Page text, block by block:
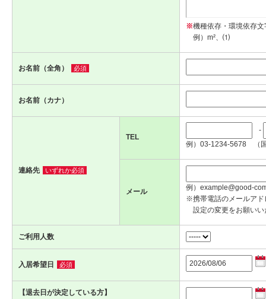
※機種依存・環境依存
例）m²、⑴
お名前（全角） 必須
お名前（カナ）
連絡先 いずれか必須
TEL
-
例）03-1234-5678 （
メール
例）example@good-
※携帯電話のメールアド
設定の変更をお願いい
ご利用人数
入居希望日 必須
【退去日が決定している方】